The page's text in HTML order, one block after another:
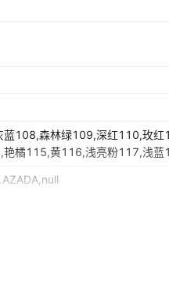
108,森林绿109,深红110,玫红
橘115,黄116,浅亮粉117,浅蓝